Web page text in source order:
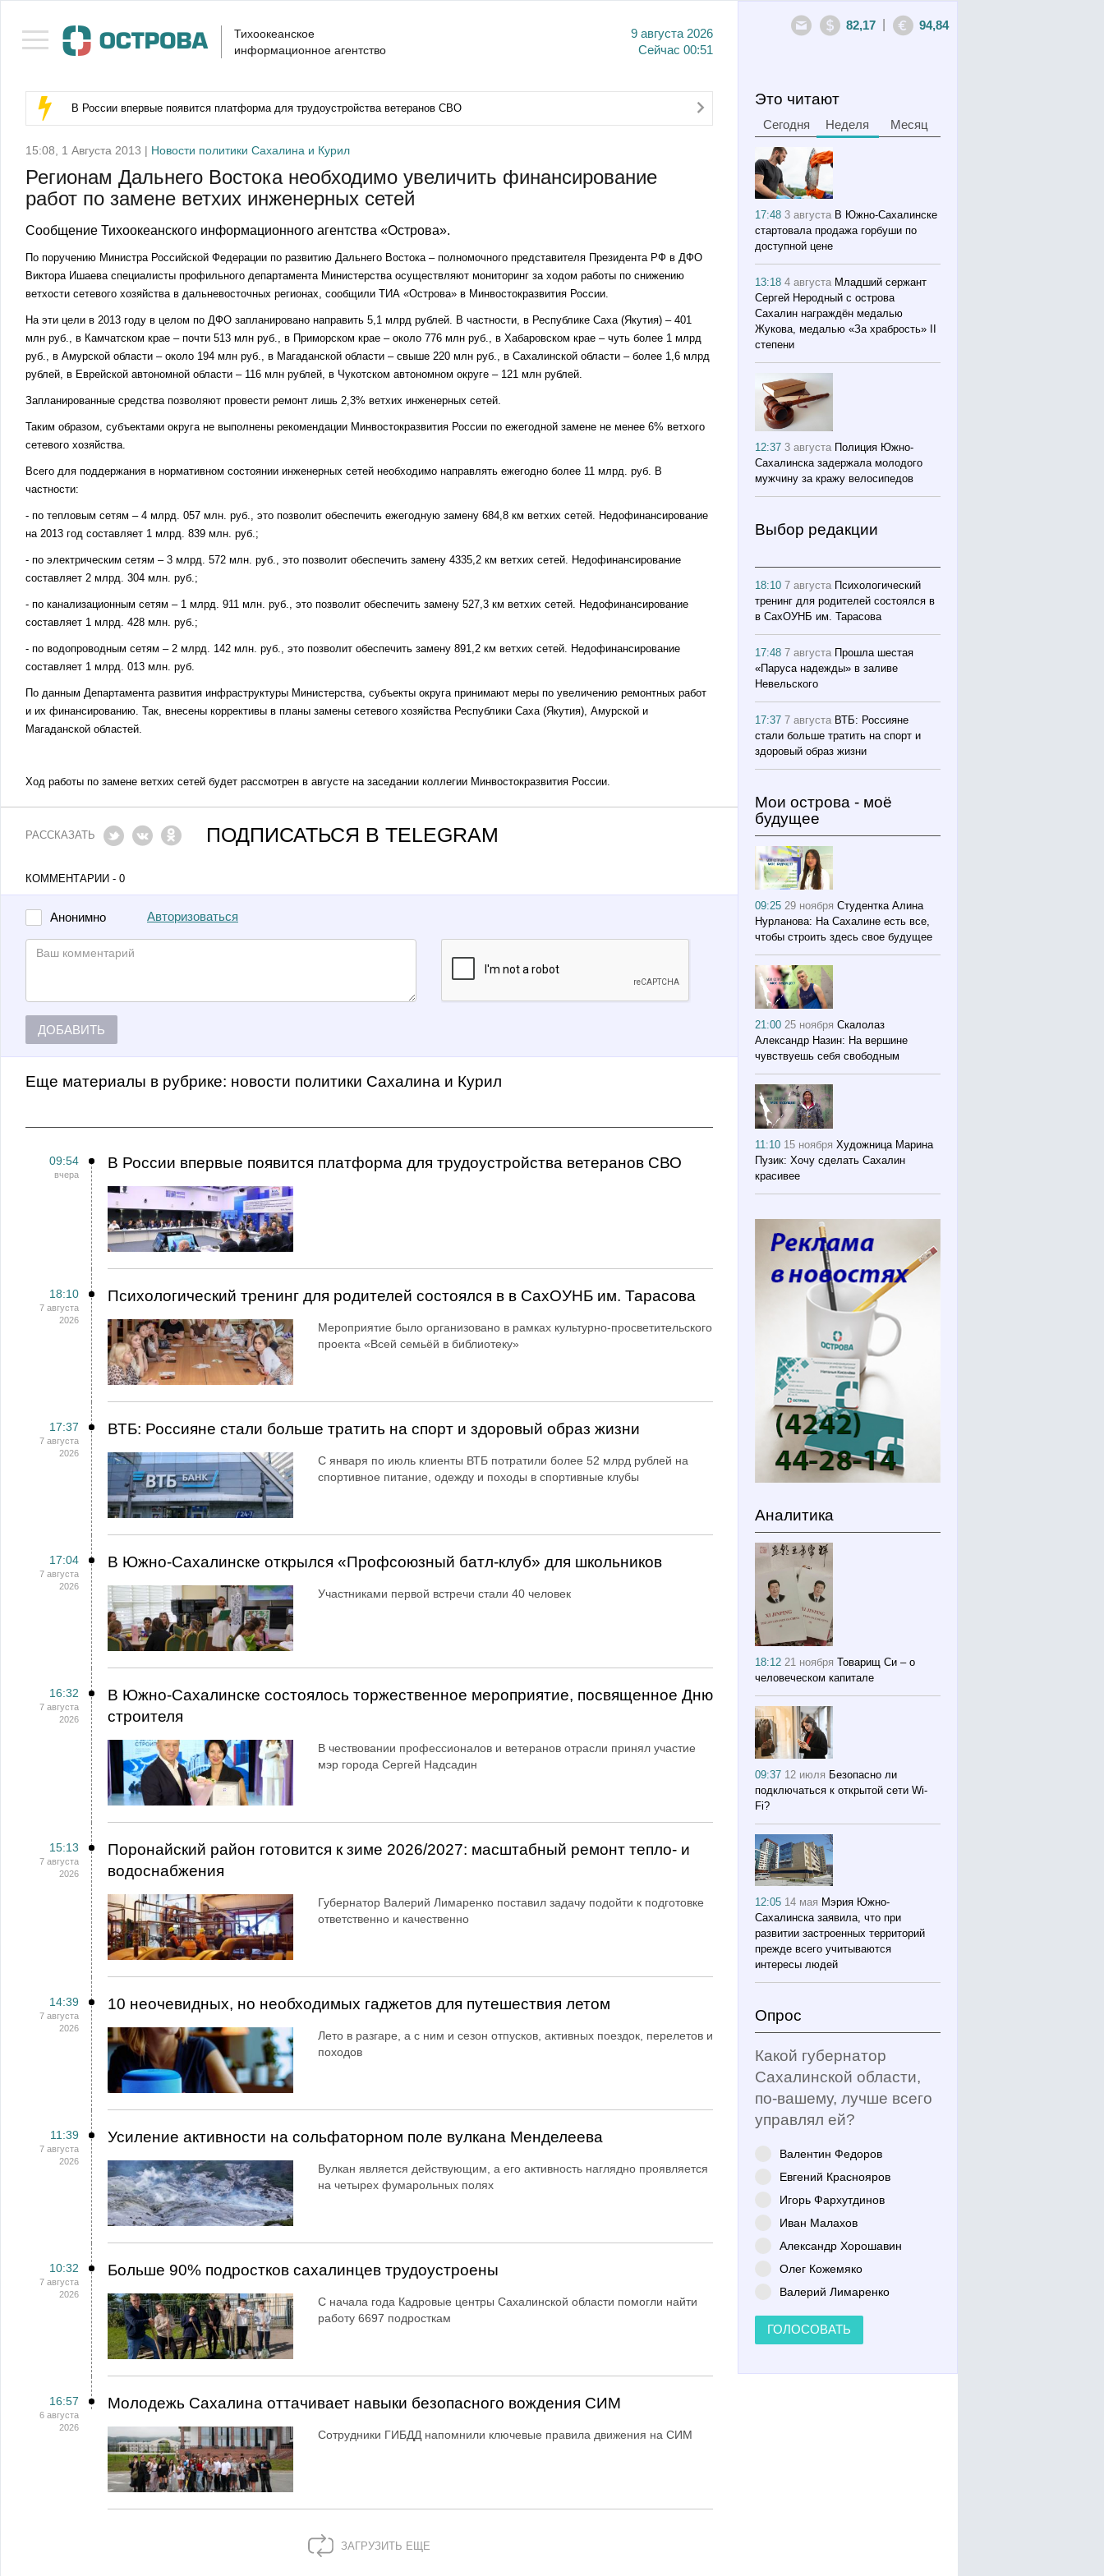
Тихоокеанское
информационное агентство
9 августа 2026
Сейчас 00:51
82,17 94,84
В России впервые появится платформа для трудоустройства ветеранов СВО
15:08, 1 Августа 2013 | Новости политики Сахалина и Курил
Регионам Дальнего Востока необходимо увеличить финансирование
работ по замене ветхих инженерных сетей
Сообщение Тихоокеанского информационного агентства «Острова».
По поручению Министра Российской Федерации по развитию Дальнего Востока – полномочного представителя Президента РФ в ДФО
Виктора Ишаева специалисты профильного департамента Министерства осуществляют мониторинг за ходом работы по снижению
ветхости сетевого хозяйства в дальневосточных регионах, сообщили ТИА «Острова» в Минвостокразвития России.
На эти цели в 2013 году в целом по ДФО запланировано направить 5,1 млрд рублей. В частности, в Республике Саха (Якутия) – 401
млн руб., в Камчатском крае – почти 513 млн руб., в Приморском крае – около 776 млн руб., в Хабаровском крае – чуть более 1 млрд
руб., в Амурской области – около 194 млн руб., в Магаданской области – свыше 220 млн руб., в Сахалинской области – более 1,6 млрд
рублей, в Еврейской автономной области – 116 млн рублей, в Чукотском автономном округе – 121 млн рублей.
Запланированные средства позволяют провести ремонт лишь 2,3% ветхих инженерных сетей.
Таким образом, субъектами округа не выполнены рекомендации Минвостокразвития России по ежегодной замене не менее 6% ветхого
сетевого хозяйства.
Всего для поддержания в нормативном состоянии инженерных сетей необходимо направлять ежегодно более 11 млрд. руб. В
частности:
- по тепловым сетям – 4 млрд. 057 млн. руб., это позволит обеспечить ежегодную замену 684,8 км ветхих сетей. Недофинансирование
на 2013 год составляет 1 млрд. 839 млн. руб.;
- по электрическим сетям – 3 млрд. 572 млн. руб., это позволит обеспечить замену 4335,2 км ветхих сетей. Недофинансирование
составляет 2 млрд. 304 млн. руб.;
- по канализационным сетям – 1 млрд. 911 млн. руб., это позволит обеспечить замену 527,3 км ветхих сетей. Недофинансирование
составляет 1 млрд. 428 млн. руб.;
- по водопроводным сетям – 2 млрд. 142 млн. руб., это позволит обеспечить замену 891,2 км ветхих сетей. Недофинансирование
составляет 1 млрд. 013 млн. руб.
По данным Департамента развития инфраструктуры Министерства, субъекты округа принимают меры по увеличению ремонтных работ
и их финансированию. Так, внесены коррективы в планы замены сетевого хозяйства Республики Саха (Якутия), Амурской и
Магаданской областей.
Ход работы по замене ветхих сетей будет рассмотрен в августе на заседании коллегии Минвостокразвития России.
РАССКАЗАТЬ ПОДПИСАТЬСЯ В TELEGRAM
КОММЕНТАРИИ - 0
Анонимно Авторизоваться
ДОБАВИТЬ
Еще материалы в рубрике: Новости политики Сахалина и Курил
09:54
вчера
В России впервые появится платформа для трудоустройства ветеранов СВО
18:10
7 августа
2026
Психологический тренинг для родителей состоялся в в СахОУНБ им. Тарасова
Мероприятие было организовано в рамках культурно-просветительского
проекта «Всей семьёй в библиотеку»
17:37
7 августа
2026
ВТБ: Россияне стали больше тратить на спорт и здоровый образ жизни
С января по июль клиенты ВТБ потратили более 52 млрд рублей на
спортивное питание, одежду и походы в спортивные клубы
17:04
7 августа
2026
В Южно-Сахалинске открылся «Профсоюзный батл-клуб» для школьников
Участниками первой встречи стали 40 человек
16:32
7 августа
2026
В Южно-Сахалинске состоялось торжественное мероприятие, посвященное Дню
строителя
В чествовании профессионалов и ветеранов отрасли принял участие
мэр города Сергей Надсадин
15:13
7 августа
2026
Поронайский район готовится к зиме 2026/2027: масштабный ремонт тепло- и
водоснабжения
Губернатор Валерий Лимаренко поставил задачу подойти к подготовке
ответственно и качественно
14:39
7 августа
2026
10 неочевидных, но необходимых гаджетов для путешествия летом
Лето в разгаре, а с ним и сезон отпусков, активных поездок, перелетов и
походов
11:39
7 августа
2026
Усиление активности на сольфаторном поле вулкана Менделеева
Вулкан является действующим, а его активность наглядно проявляется
на четырех фумарольных полях
10:32
7 августа
2026
Больше 90% подростков сахалинцев трудоустроены
С начала года Кадровые центры Сахалинской области помогли найти
работу 6697 подросткам
16:57
6 августа
2026
Молодежь Сахалина оттачивает навыки безопасного вождения СИМ
Сотрудники ГИБДД напомнили ключевые правила движения на СИМ
ЗАГРУЗИТЬ ЕЩЕ
Это читают
Сегодня Неделя Месяц
17:483 августа В Южно-Сахалинске
стартовала продажа горбуши по
доступной цене
13:184 августа Младший сержант
Сергей Неродный с острова
Сахалин награждён медалью
Жукова, медалью «За храбрость» II
степени
12:373 августа Полиция Южно-
Сахалинска задержала молодого
мужчину за кражу велосипедов
Выбор редакции
18:107 августа Психологический
тренинг для родителей состоялся в
в СахОУНБ им. Тарасова
17:487 августа Прошла шестая
«Паруса надежды» в заливе
Невельского
17:377 августа ВТБ: Россияне
стали больше тратить на спорт и
здоровый образ жизни
Мои острова - моё
будущее
09:2529 ноября Студентка Алина
Нурланова: На Сахалине есть все,
чтобы строить здесь свое будущее
21:0025 ноября Скалолаз
Александр Назин: На вершине
чувствуешь себя свободным
11:10 15 ноября Художница Марина
Пузик: Хочу сделать Сахалин
красивее
Аналитика
18:1221 ноября Товарищ Си – о
человеческом капитале
09:37 12 июля Безопасно ли
подключаться к открытой сети Wi-
Fi?
12:05 14 мая Мэрия Южно-
Сахалинска заявила, что при
развитии застроенных территорий
прежде всего учитываются
интересы людей
Опрос
Какой губернатор
Сахалинской области,
по-вашему, лучше всего
управлял ей?
Валентин Федоров
Евгений Краснояров
Игорь Фархутдинов
Иван Малахов
Александр Хорошавин
Олег Кожемяко
Валерий Лимаренко
ГОЛОСОВАТЬ